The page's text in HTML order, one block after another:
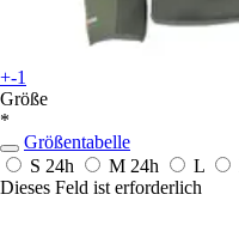
+-1
Größe
*
Größentabelle
S 24h M 24h L
Dieses Feld ist erforderlich